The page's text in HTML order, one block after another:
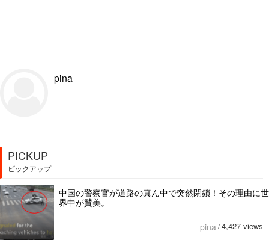
pina
PICKUP
ピックアップ
中国の警察官が道路の真ん中で突然閉鎖！その理由に世
界中が賛美。
pina / 4,427 views